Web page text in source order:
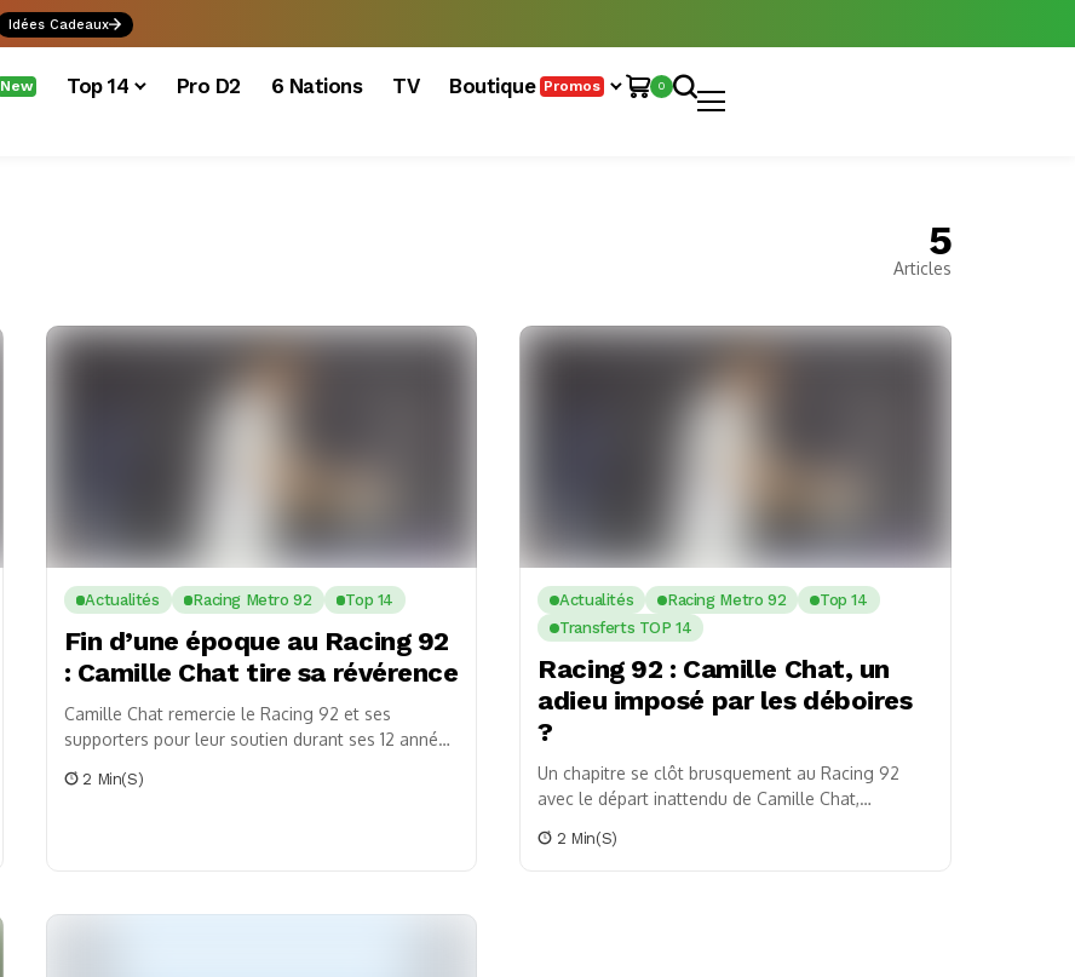
Idées Cadeaux
New Top 14 Pro D2 6 Nations TV Boutique Promos 0
5
Articles
Actualités Racing Metro 92 Top 14
Fin d’une époque au Racing 92
: Camille Chat tire sa révérence
Camille Chat remercie le Racing 92 et ses
supporters pour leur soutien durant ses 12 années
2 Min(s)
Actualités Racing Metro 92
Top 14
Transferts TOP 14
Racing 92 : Camille Chat, un
adieu imposé par les déboires
?
Un chapitre se clôt brusquement au Racing 92
avec le départ inattendu de Camille Chat,
du club....
2 Min(s)